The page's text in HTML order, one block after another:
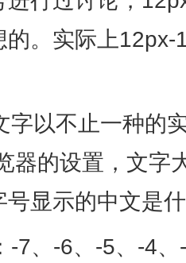
的。实际上
以不止一种的
器的设置，文字
显示的中文是
7、-6、-5、-4、